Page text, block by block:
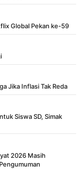
Global Pekan ke-59
Jika Inflasi Tak Reda
Siswa SD, Simak
2026 Masih